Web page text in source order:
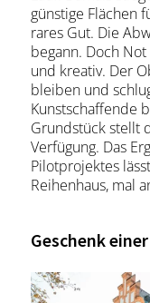
günstige Flächen
rares Gut. Die
begann. Doch
und kreativ. Der
bleiben und
Kunstschaffende
Grundstück stellt
Verfügung. Das
Pilotprojektes
Reihenhaus, mal
Geschenk